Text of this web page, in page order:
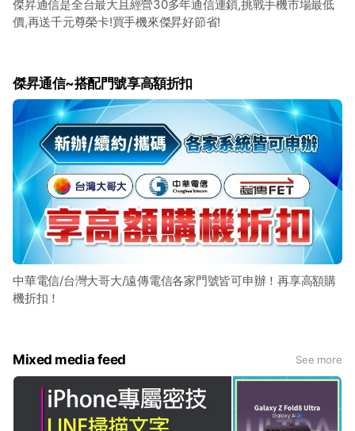
傑昇通信是全台最大且經營30多年通信連鎖,挑戰手機市場最低
價,再送千元尊榮卡!買手機來傑昇好節省!
傑昇通信~搭配門號享高額折扣
中華電信/台灣大哥大/遠傳電信各家門號皆可申辦！再享高額購
機折扣！
Mixed media feed See more